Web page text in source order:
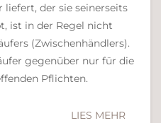
liefert, der sie seinerseits
ist in der Regel nicht
(Zwischenhändlers).
gegenüber nur für die
Pflichten.
LIES MEHR